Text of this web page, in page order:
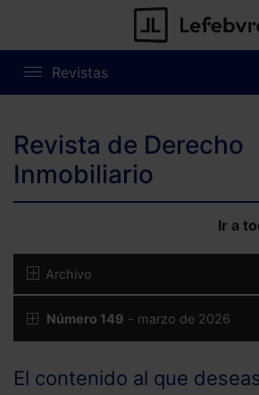
Revistas
Revista de Derecho
Inmobiliario
Ir a
Archivo
Número 149 - marzo de 2026
El contenido al que